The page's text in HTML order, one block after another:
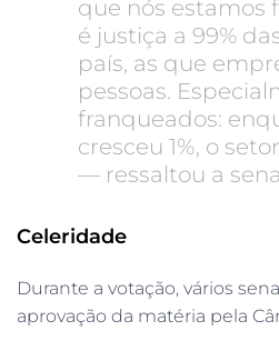
que nós estamos
é justiça a 99%
país, as que
pessoas.
franqueados:
cresceu 1%, o
— ressaltou a
Celeridade
Durante a votação, vários
aprovação da matéria pela